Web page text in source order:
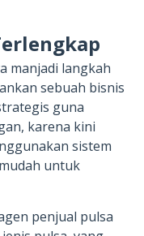
manjadi langkah
sebuah bisnis
guna
karena kini
sistem
untuk
penjual pulsa